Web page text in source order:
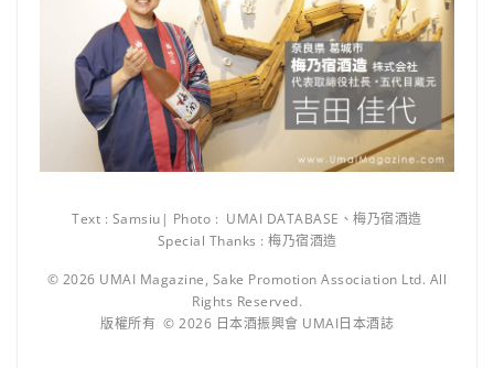
Text : Samsiu| Photo : UMAI DATABASE、梅乃宿酒造
Special Thanks : 梅乃宿酒造
© 2026 UMAI Magazine, Sake Promotion Association Ltd. All
Rights Reserved.
版權所有 © 2026 日本酒振興會 UMAI日本酒誌